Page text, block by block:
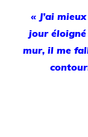
« J’ai
jour
mur, il me